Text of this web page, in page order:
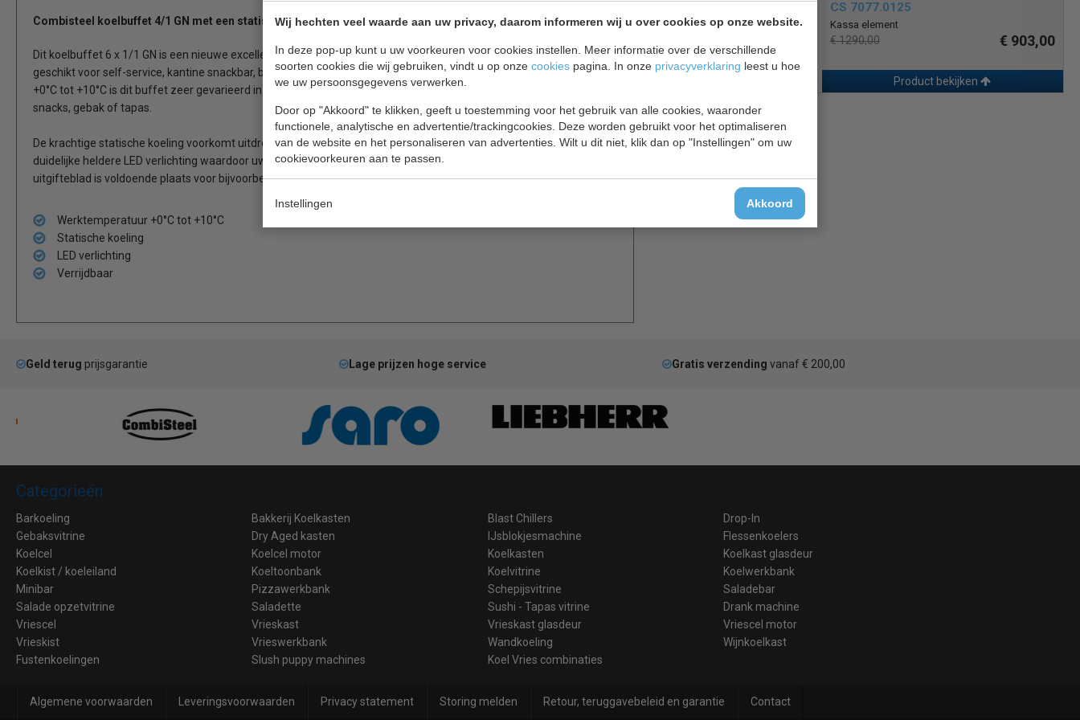
Wij hechten veel waarde aan uw privacy, daarom informeren wij u over cookies op onze website.
In deze pop-up kunt u uw voorkeuren voor cookies instellen. Meer informatie over de verschillende
soorten cookies die wij gebruiken, vindt u op onze cookies pagina. In onze privacyverklaring leest u hoe
we uw persoonsgegevens verwerken.
Door op "Akkoord" te klikken, geeft u toestemming voor het gebruik van alle cookies, waaronder
functionele, analytische en advertentie/trackingcookies. Deze worden gebruikt voor het optimaliseren
van de website en het personaliseren van advertenties. Wilt u dit niet, klik dan op "Instellingen" om uw
cookievoorkeuren aan te passen.
Instellingen Akkoord
Combisteel koelbuffet 4/1 GN met een statische koeling
Dit koelbuffet 6 x 1/1 GN is een nieuwe excellente multifunctionele koeltoonbank/buffet van Combisteel. Zeer
geschikt voor self-service, kantine snackbar, broodjeszaken, bakkerij of traiteur. Door de instelbare temperatuur van
+0°C tot +10°C is dit buffet zeer gevarieerd in te zetten en geschikt voor levensmiddelen zoals vleeswaren, kaas,
snacks, gebak of tapas.
De krachtige statische koeling voorkomt uitdroging van uw voedingswaren. De koeltoonbank is voorzien van een
duidelijke heldere LED verlichting waardoor uw voedingswaren supermooi gepresenteerd worden. Op het
uitgifteblad is voldoende plaats voor bijvoorbeeld een wisselgeldplankje en folderhouders.
Werktemperatuur +0°C tot +10°C
Statische koeling
LED verlichting
Verrijdbaar
CS 7077.0125
Kassa element
€ 1290,00 € 903,00
Product bekijken
Geld terug prijsgarantie Lage prijzen hoge service Gratis verzending vanaf € 200,00
Categorieën
Barkoeling Bakkerij Koelkasten Blast Chillers
Drop-In
Gebaksvitrine
Dry Aged kasten IJsblokjesmachine
Flessenkoelers
Koelcel
Koelcel motor Koelkasten
Koelkast glasdeur
Koelkist / koeleiland
Koeltoonbank Koelvitrine
Koelwerkbank
Minibar
Pizzawerkbank Schepijsvitrine
Saladebar
Salade opzetvitrine
Saladette Sushi - Tapas vitrine
Drank machine
Vriescel
Vrieskast Vrieskast glasdeur
Vriescel motor
Vrieskist
Vrieswerkbank Wandkoeling
Wijnkoelkast
Fustenkoelingen
Slush puppy machines Koel Vries combinaties
Algemene voorwaarden Leveringsvoorwaarden Privacy statement Storing melden Retour, teruggavebeleid en garantie Contact